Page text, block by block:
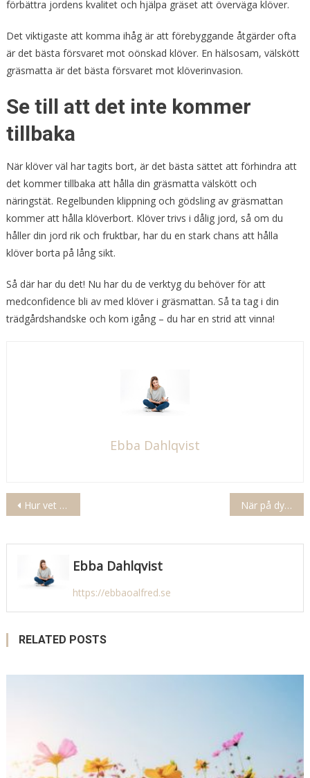
förbättra jordens kvalitet och hjälpa gräset att överväga klöver.
Det viktigaste att komma ihåg är att förebyggande åtgärder ofta
är det bästa försvaret mot oönskad klöver. En hälsosam, välskött
gräsmatta är det bästa försvaret mot klöverinvasion.
Se till att det inte kommer
tillbaka
När klöver väl har tagits bort, är det bästa sättet att förhindra att
det kommer tillbaka att hålla din gräsmatta välskött och
näringstät. Regelbunden klippning och gödsling av gräsmattan
kommer att hålla klöverbort. Klöver trivs i dålig jord, så om du
håller din jord rik och fruktbar, har du en stark chans att hålla
klöver borta på lång sikt.
Så där har du det! Nu har du de verktyg du behöver för att
medconfidence bli av med klöver i gräsmattan. Så ta tag i din
trädgårdshandske och kom igång – du har en strid att vinna!
Ebba Dahlqvist
Inläggsnavigering
Hur vet man om man är gluten eller laktos När på dygnet är elen billigast
Ebba Dahlqvist
https://ebbaoalfred.se
RELATED POSTS